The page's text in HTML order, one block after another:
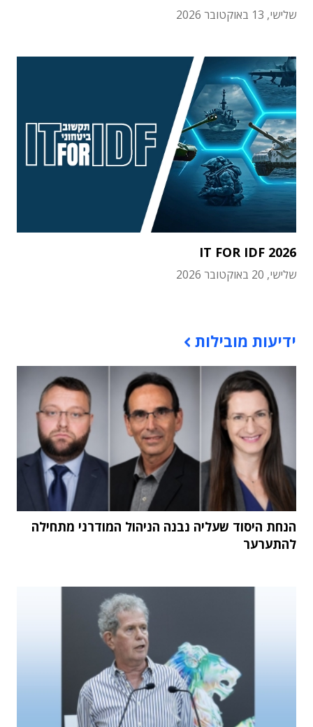
שלישי, 13 באוקטובר 2026
IT FOR IDF 2026
שלישי, 20 באוקטובר 2026
ידיעות מובילות
הנחת היסוד שעליה נבנה הניהול המודרני מתחילה
להתערער